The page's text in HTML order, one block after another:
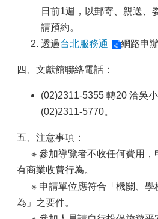
日前1週，以郵寄、親送、
請預約。
透過台北服務通 網路申
四、文獻館聯絡電話：
(02)2311-5355 轉20 洽吳
(02)2311-5770。
五、注意事項：
※ 參加導覽者不收任何費用，
有商業收費行為。
※ 申請單位應符合「機關、
為」之要件。